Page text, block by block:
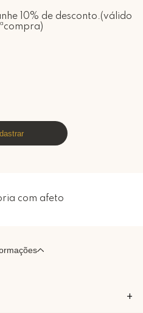
10% de desconto.(válido
com carinho
+